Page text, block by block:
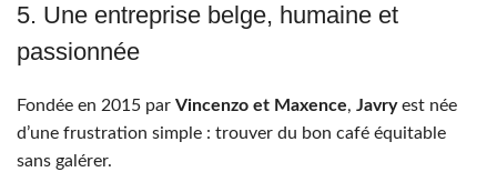
5. Une entreprise belge, humaine et
passionnée
Fondée en 2015 par Vincenzo et Maxence, Javryest née
d’une frustration simple : trouver du bon café équitable
sans galérer.